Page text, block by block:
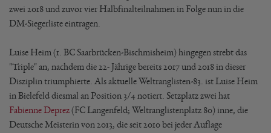
zwei 2018 und zuvor vier Halbfinalteilnahmen in Folge nun in die
DM-Siegerliste eintragen.
Luise Heim (1. BC Saarbrücken-Bischmisheim) hingegen strebt das
"Triple" an, nachdem die 22- Jährige bereits 2017 und 2018 in dieser
Disziplin triumphierte. Als aktuelle Weltranglisten-83. ist Luise Heim
in Bielefeld diesmal an Position 3/4 notiert. Setzplatz zwei hat
Fabienne Deprez(FC Langenfeld; Weltranglistenplatz 80) inne, die
Deutsche Meisterin von 2013, die seit 2010 bei jeder Auflage